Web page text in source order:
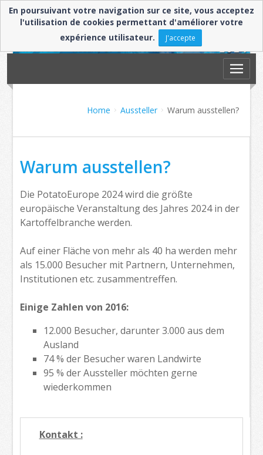
Home Aussteller Warum ausstellen?
Warum ausstellen?
Die PotatoEurope 2024 wird die größte
europäische Veranstaltung des Jahres 2024 in der
Kartoffelbranche werden.
Auf einer Fläche von mehr als 40 ha werden mehr
als 15.000 Besucher mit Partnern, Unternehmen,
Institutionen etc. zusammentreffen.
Einige Zahlen von 2016:
12.000 Besucher, darunter 3.000 aus dem
Ausland
74 % der Besucher waren Landwirte
95 % der Aussteller möchten gerne
wiederkommen
Kontakt :
En poursuivant votre navigation sur ce site, vous acceptez
l'utilisation de cookies permettant d'améliorer votre
expérience utilisateur.
J'accepte